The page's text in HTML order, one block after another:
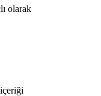
olarak